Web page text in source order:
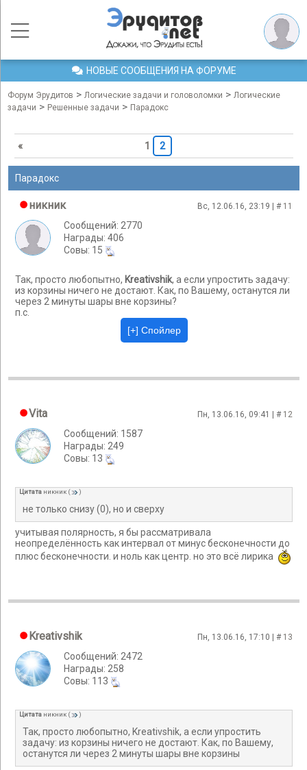
НОВЫЕ СООБЩЕНИЯ НА ФОРУМЕ
Форум Эрудитов > Логические задачи и головоломки > Логические
задачи > Решенные задачи > Парадокс
« 1 2
Парадокс
никник Вс, 12.06.16, 23:19 | # 11
Сообщений: 2770
Награды: 406
Cовы: 15
Так, просто любопытно, Kreativshik, а если упростить задачу:
из корзины ничего не достают. Как, по Вашему, останутся ли
через 2 минуты шары вне корзины?
п.с.
Vita Пн, 13.06.16, 09:41 | # 12
Сообщений: 1587
Награды: 249
Cовы: 13
Цитата никник ( )
не только снизу (0), но и сверху
учитывая полярность, я бы рассматривала
неопределённость как интервал от минус бесконечности до
плюс бесконечности. и ноль как центр. но это всё лирика
Kreativshik Пн, 13.06.16, 17:10 | # 13
Сообщений: 2472
Награды: 258
Cовы: 113
Цитата никник ( )
Так, просто любопытно, Kreativshik, а если упростить
задачу: из корзины ничего не достают. Как, по Вашему,
останутся ли через 2 минуты шары вне корзины